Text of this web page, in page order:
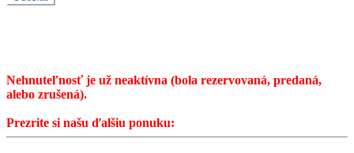
Nehnuteľnosť je už neaktívna (bola rezervovaná, predaná,
alebo zrušená).
Prezrite si našu ďalšiu ponuku: